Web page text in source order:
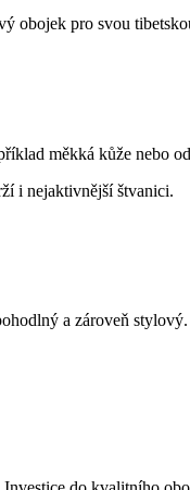
obojek pro svou
měkká kůže nebo
i nejaktivnější štvanici.
a zároveň